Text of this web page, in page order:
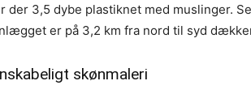
der 3,5 dybe plastiknet med muslinger.
er på 3,2 km fra nord til syd
skønmaleri